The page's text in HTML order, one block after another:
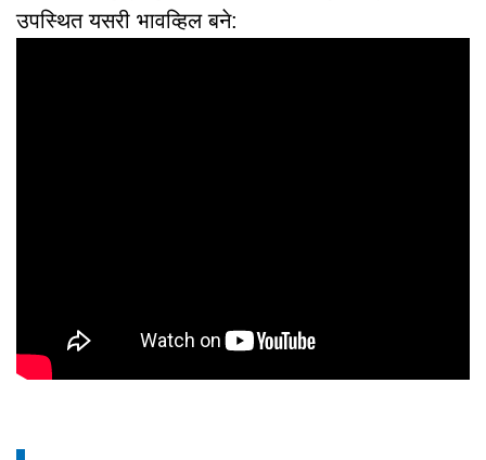
उपस्थित यसरी भावव्हिल बने: